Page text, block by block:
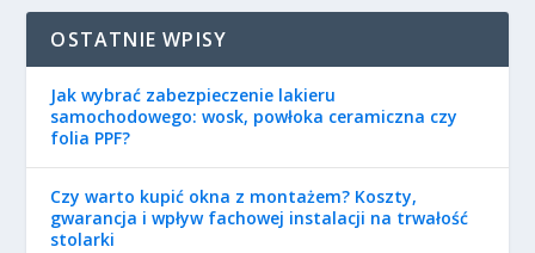
OSTATNIE WPISY
Jak wybrać zabezpieczenie lakieru
samochodowego: wosk, powłoka ceramiczna czy
folia PPF?
Czy warto kupić okna z montażem? Koszty,
gwarancja i wpływ fachowej instalacji na trwałość
stolarki